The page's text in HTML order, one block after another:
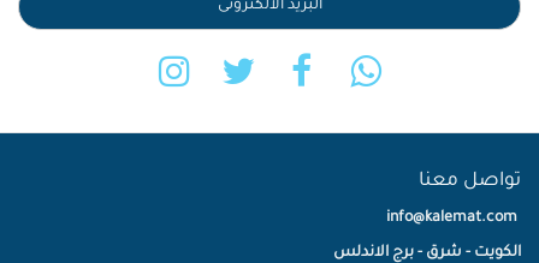
تواصل معنا
info@kalemat.com
الكويت - شرق - برج الاندلس